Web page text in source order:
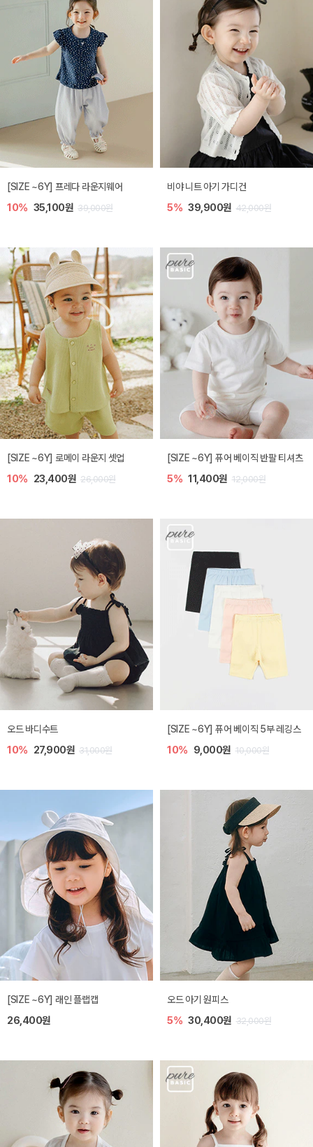
[SIZE ~6Y] 프레다 라운지웨어
10% 35,100원 39,000원
비야 니트 아기 가디건
5% 39,900원 42,000원
[SIZE ~6Y] 로메이 라운지 셋업
10% 23,400원 26,000원
[SIZE ~6Y] 퓨어 베이직 반팔 티셔츠
5% 11,400원 12,000원
오드 바디수트
10% 27,900원 31,000원
[SIZE ~6Y] 퓨어 베이직 5부 레깅스
10% 9,000원 10,000원
[SIZE ~6Y] 래인 플랩캡
26,400원
오드 아기 원피스
5% 30,400원 32,000원